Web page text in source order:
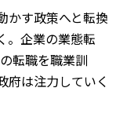
かす政策へと転換
。企業の業態転
転職を職業訓
府は注力していく